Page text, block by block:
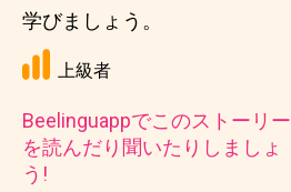
学びましょう。
上級者
Beelinguappでこのストーリー
を読んだり聞いたりしましょ
う!